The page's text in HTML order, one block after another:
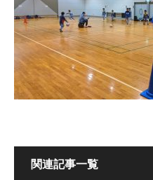
関連記事一覧